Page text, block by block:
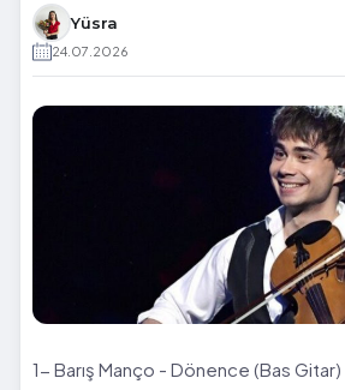
Yüsra
24.07.2026
1- Barış Manço - Dönence (Bas Gitar)